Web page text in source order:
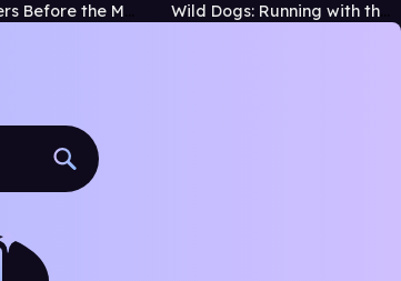
The Murders Before the Marathon Wild Dogs: Running with the Pack